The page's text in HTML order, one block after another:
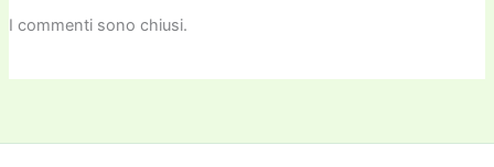
I commenti sono chiusi.